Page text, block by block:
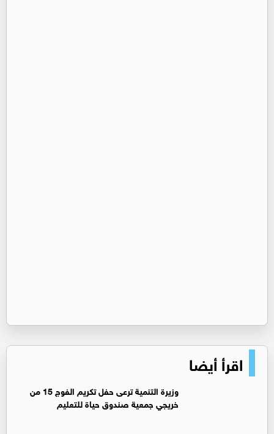
اقرأ أيضا
وزيرة التنمية ترعى حفل تكريم الفوج 15 من
خريجي جمعية صندوق حياة للتعليم